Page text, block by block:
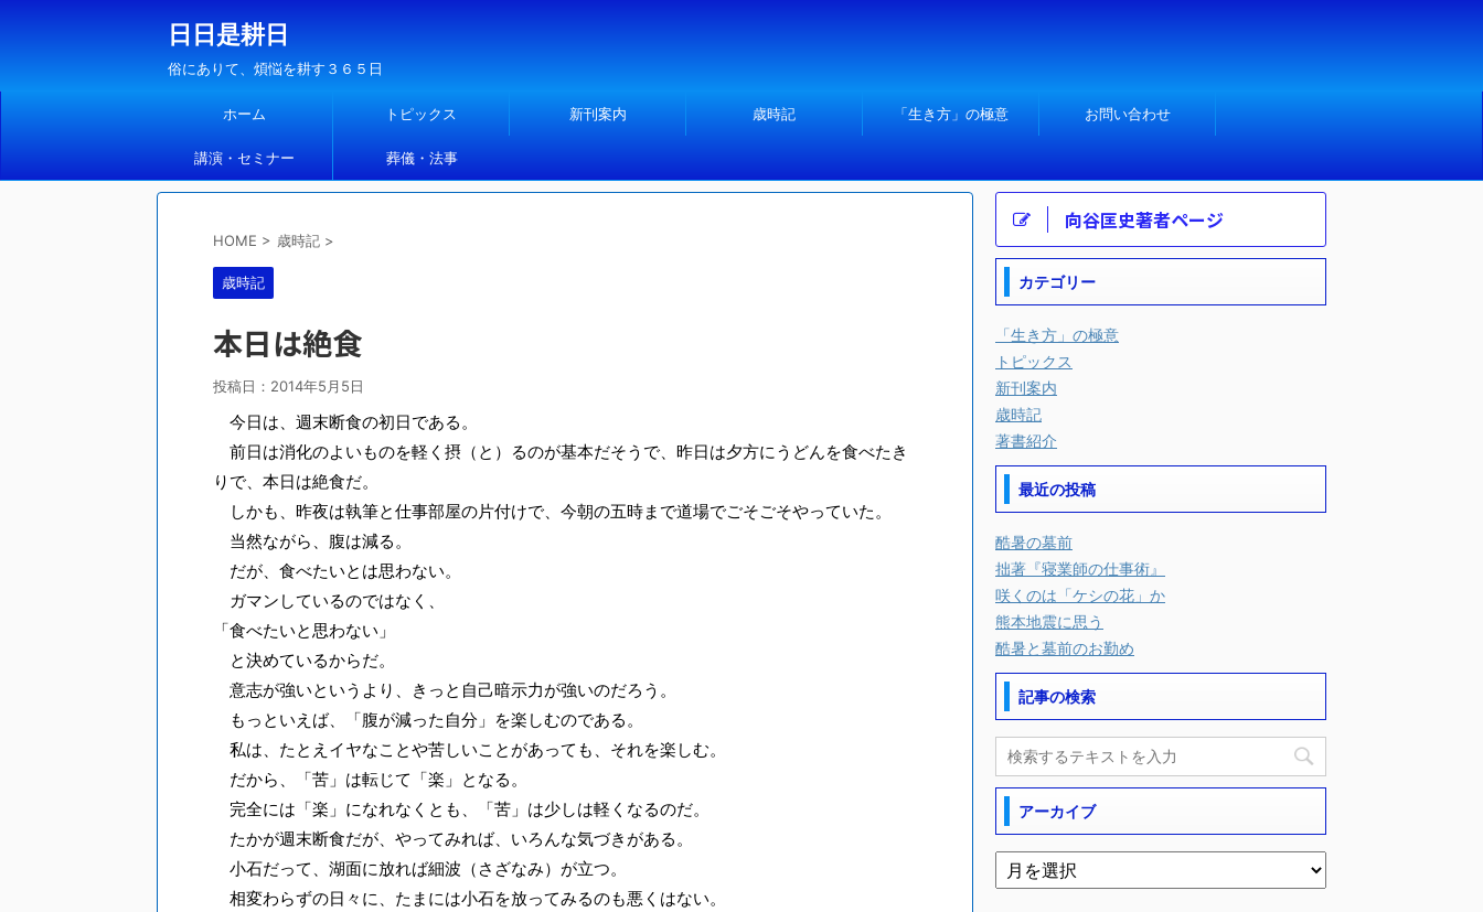
日日是耕日
俗にありて、煩悩を耕す３６５日
ホーム トピックス 新刊案内 歳時記 「生き方」の極意 お問い合わせ
講演・セミナー 葬儀・法事
HOME > 歳時記 >
歳時記
本日は絶食
投稿日： 2014年5月5日
今日は、週末断食の初日である。
前日は消化のよいものを軽く摂（と）るのが基本だそうで、昨日は夕方にうどんを食べたき
りで、本日は絶食だ。
しかも、昨夜は執筆と仕事部屋の片付けで、今朝の五時まで道場でごそごそやっていた。
当然ながら、腹は減る。
だが、食べたいとは思わない。
ガマンしているのではなく、
「食べたいと思わない」
と決めているからだ。
意志が強いというより、きっと自己暗示力が強いのだろう。
もっといえば、「腹が減った自分」を楽しむのである。
私は、たとえイヤなことや苦しいことがあっても、それを楽しむ。
だから、「苦」は転じて「楽」となる。
完全には「楽」になれなくとも、「苦」は少しは軽くなるのだ。
たかが週末断食だが、やってみれば、いろんな気づきがある。
小石だって、湖面に放れば細波（さざなみ）が立つ。
相変わらずの日々に、たまには小石を放ってみるのも悪くはない。
向谷匡史著者ページ
カテゴリー
「生き方」の極意
トピックス
新刊案内
歳時記
著書紹介
最近の投稿
酷暑の墓前
拙著『寝業師の仕事術』
咲くのは「ケシの花」か
熊本地震に思う
酷暑と墓前のお勤め
記事の検索
アーカイブ